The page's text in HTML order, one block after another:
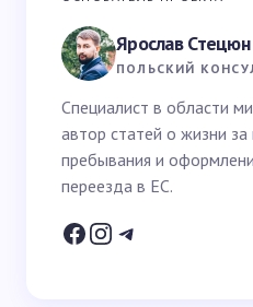
Ваш вопрос *
Ваше имя *
Email *
Ярослав Стецюн
ПОЛЬСКИЙ
Специалист в области
автор статей о жизни за
пребывания и
переезда в ЕС.